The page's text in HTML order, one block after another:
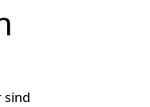
sind